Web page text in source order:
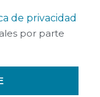
de privacidad
por parte